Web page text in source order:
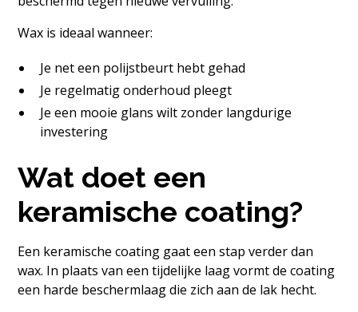
Wax is ideaal wanneer:
Je net een polijstbeurt hebt gehad
Je regelmatig onderhoud pleegt
Je een mooie glans wilt zonder langdurige
investering
Wat doet een
keramische coating?
Een keramische coating gaat een stap verder dan
wax. In plaats van een tijdelijke laag vormt de coating
een harde beschermlaag die zich aan de lak hecht.